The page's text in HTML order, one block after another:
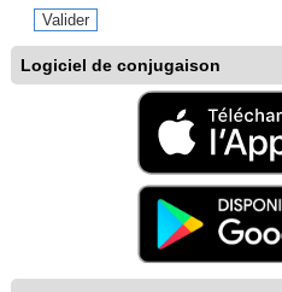
Logiciel de conjugaison